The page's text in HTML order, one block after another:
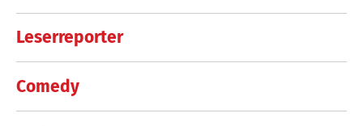
Leserreporter
Comedy